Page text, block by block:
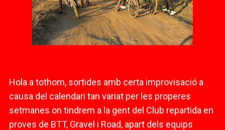
Hola a tothom, sortides amb certa improvisació a
causa del calendari tan variat per les properes
setmanes on tindrem a la gent del Club repartida en
proves de BTT, Gravel i Road, apart dels equips